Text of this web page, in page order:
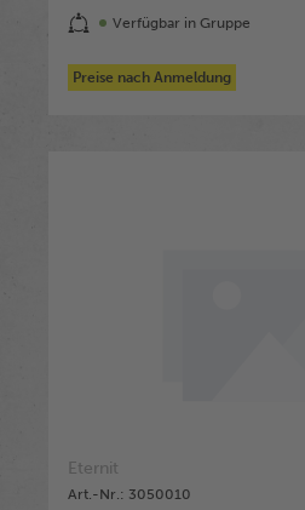
Verfügbar in Gruppe
Preise nach Anmeldung
Eternit
Art.-Nr.: 3050010